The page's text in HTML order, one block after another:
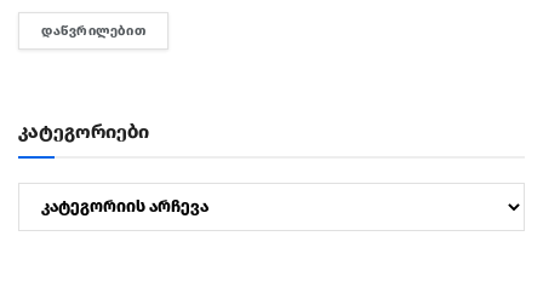
ხუთამდე მოზარდი გუშინ გაუსწორდა. ჯერ-ჯერობით
თავდამსხმელების დაკავების შესახებ ინფორმაცია არ
ᲓᲐᲬᲕᲠᲘᲚᲔᲑᲘᲗ
კატეგორიები
კატეგორიები